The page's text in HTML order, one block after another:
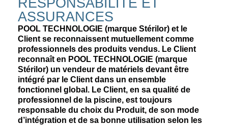
ASSURANCES
POOL TECHNOLOGIE (marque Stérilor) et le
Client se reconnaissent mutuellement comme
professionnels des produits vendus. Le Client
reconnaît en POOL TECHNOLOGIE (marque
Stérilor) un vendeur de matériels devant être
intégré par le Client dans un ensemble
fonctionnel global. Le Client, en sa qualité de
professionnel de la piscine, est toujours
responsable du choix du Produit, de son mode
d’intégration et de sa bonne utilisation selon les